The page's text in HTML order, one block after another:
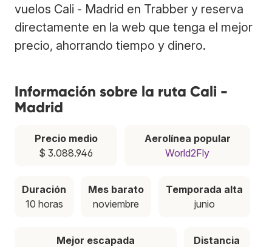
vuelos Cali - Madrid en Trabber y reserva
directamente en la web que tenga el mejor
precio, ahorrando tiempo y dinero.
Información sobre la ruta Cali -
Madrid
Precio medio
$ 3.088.946
Aerolínea popular
World2Fly
Duración
10 horas
Mes barato
noviembre
Temporada alta
junio
Mejor escapada
Distancia